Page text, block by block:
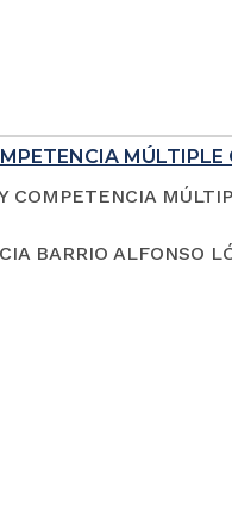
MÚLTIPLE
COMPETENCIA
BARRIO ALFONSO